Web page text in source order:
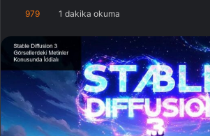
l
w
o
n
X
e
-
p
o
s
t
979 1 dakika okuma